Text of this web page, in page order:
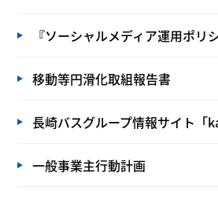
『ソーシャルメディア運用ポリ
移動等円滑化取組報告書
長崎バスグループ情報サイト「
一般事業主行動計画